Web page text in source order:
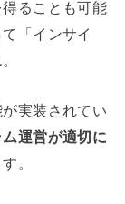
ることも可能
「インサイ
実装されてい
運営が適切に
。